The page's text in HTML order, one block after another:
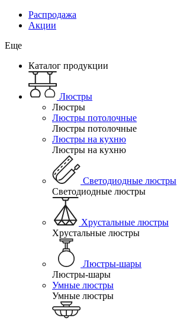
Распродажа
Акции
Еще
Каталог продукции
Люстры
Люстры
Люстры потолочные
Люстры потолочные
Люстры на кухню
Люстры на кухню
Светодиодные люстры
Светодиодные люстры
Хрустальные люстры
Хрустальные люстры
Люстры-шары
Люстры-шары
Умные люстры
Умные люстры